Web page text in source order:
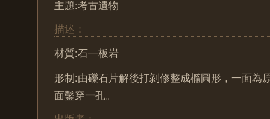
主題:考古遺物
描述：
材質:石—板岩
形制:由礫石片解後打剝修整成橢圓形，一面為
面鑿穿一孔。